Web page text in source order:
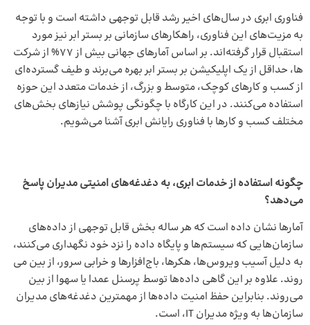
فناوری ابری در سال‌های اخیر رشد قابل توجهی داشته است و با توجه
به مزیت­‌های این فناوری، راهکار­های سازمانی بر بستر ابر نیز مورد
استقبال قرار گرفته­‌اند. بر اساس آمار­های جهانی بیش از 77% از شرکت­‌
ها، حداقل از یک اپلیکیشن بر بستر ابر بهره می­‌برند و طیف گسترده‌­ای
از کسب و کار­های کوچک، متوسط و بزرگ، از خدمات متعدد این حوزه
استفاده می‌­کنند. در این کارگاه­ با چگونگی پوشش نیاز‌های بخش‌های
مختلف کسب و کار‌ها با فناوری رایانش ابری آشنا می‌شویم.
چگونه استفاده از خدمات ابری، به دغدغه‌های امنیتی مدیران پاسخ
می‌دهد؟
آمار­ها نشان داده است که هر ساله بخش قابل توجهی از داده­‌های
سازمان­‌هایی که سیستم‌­ها و پایگاه داده را نزد خود نگه­داری می­‌کنند،
به دلیل آسیب ویروس­‌ها، هکر­ها، باج‌­افزار­ها و خرابی سرور، از بین می­‌
روند. علاوه بر این گاهی داده‌­ها توسط پرسنل عمدا یا سهوا از بین
می‌روند. بنابراین حفظ امنیت داده­‌ها از مهم­ترین دغدغه­‌های مدیران
سازمان‌­ها به ویژه مدیران IT، است.